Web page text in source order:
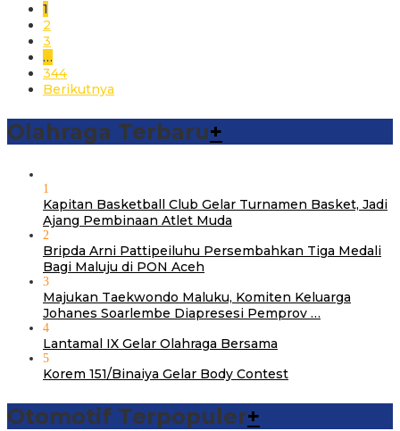
1
2
3
…
344
Berikutnya
Olahraga Terbaru+
1
Kapitan Basketball Club Gelar Turnamen Basket, Jadi
Ajang Pembinaan Atlet Muda
2
Bripda Arni Pattipeiluhu Persembahkan Tiga Medali
Bagi Maluju di PON Aceh
3
Majukan Taekwondo Maluku, Komiten Keluarga
Johanes Soarlembe Diapresesi Pemprov …
4
Lantamal IX Gelar Olahraga Bersama
5
Korem 151/Binaiya Gelar Body Contest
Otomotif Terpopuler+